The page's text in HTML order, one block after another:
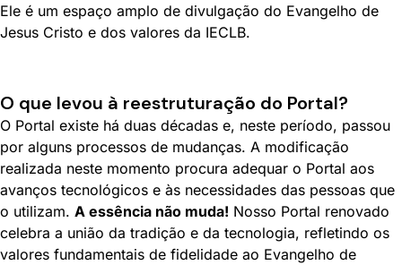
Ele é um espaço amplo de divulgação do Evangelho de
Jesus Cristo e dos valores da IECLB.
O que levou à reestruturação do Portal?
O Portal existe há duas décadas e, neste período, passou
por alguns processos de mudanças. A modificação
realizada neste momento procura adequar o Portal aos
avanços tecnológicos e às necessidades das pessoas que
o utilizam. A essência não muda! Nosso Portal renovado
celebra a união da tradição e da tecnologia, refletindo os
valores fundamentais de fidelidade ao Evangelho de